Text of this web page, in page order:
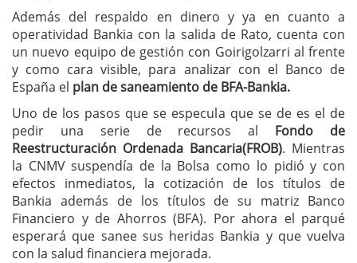
Además del respaldo en dinero y ya en cuanto a
operatividad Bankia con la salida de Rato, cuenta con
un nuevo equipo de gestión con Goirigolzarri al frente
y como cara visible, para analizar con el Banco de
España el plan de saneamiento de BFA-Bankia.
Uno de los pasos que se especula que se de es el de
pedir una serie de recursos al Fondo de
Reestructuración Ordenada Bancaria(FROB). Mientras
la CNMV suspendía de la Bolsa como lo pidió y con
efectos inmediatos, la cotización de los títulos de
Bankia además de los títulos de su matriz Banco
Financiero y de Ahorros (BFA). Por ahora el parqué
esperará que sanee sus heridas Bankia y que vuelva
con la salud financiera mejorada.